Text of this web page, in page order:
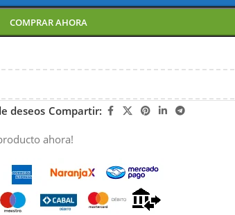
COMPRAR AHORA
deseos Compartir:
ahora!